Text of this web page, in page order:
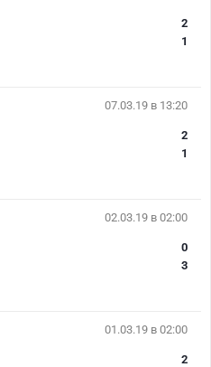
2
1
07.03.19 в 13:20
2
1
02.03.19 в 02:00
0
3
01.03.19 в 02:00
2